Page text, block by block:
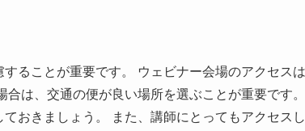
ることが重要です。 ウェビナー会場のアクセス
は、交通の便が良い場所を選ぶことが重要です
おきましょう。 また、講師にとってもアクセス